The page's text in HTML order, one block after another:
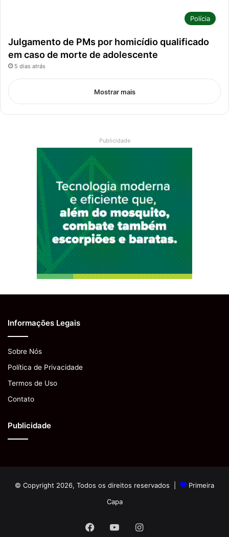
Polícia
Julgamento de PMs por homicídio qualificado
em caso de morte de adolescente
5 dias atrás
Mostrar mais
Publicidade
Informações Legais
Sobre Nós
Política de Privacidade
Termos de Uso
Contato
Publicidade
© Copyright 2026, Todos os direitos reservados |
Primeira
Capa
Facebook
YouTubeInstagram